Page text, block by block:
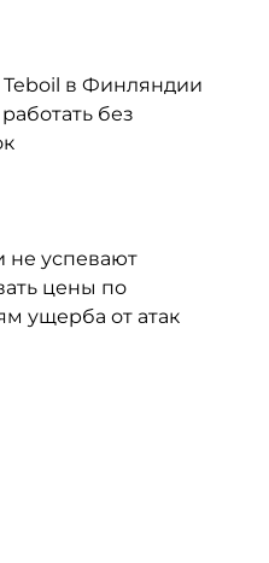
в Финляндии
без
не успевают
цены по
ущерба от атак